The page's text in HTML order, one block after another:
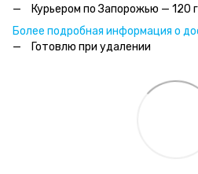
Курьером по Запорожью — 120
Более подробная информация о
Готовлю при удалении